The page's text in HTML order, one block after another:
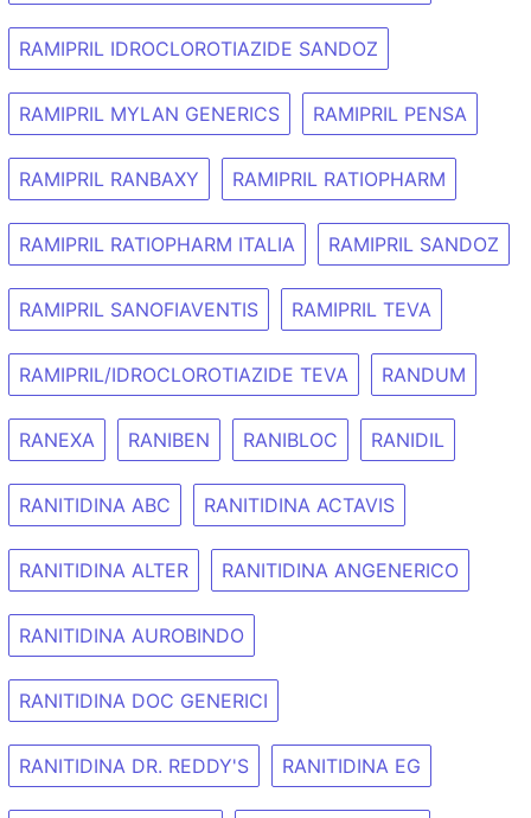
RAMIPRIL IDROCLOROTIAZIDE SANDOZ
RAMIPRIL MYLAN GENERICS RAMIPRIL PENSA
RAMIPRIL RANBAXY RAMIPRIL RATIOPHARM
RAMIPRIL RATIOPHARM ITALIA RAMIPRIL SANDOZ
RAMIPRIL SANOFIAVENTIS RAMIPRIL TEVA
RAMIPRIL/IDROCLOROTIAZIDE TEVA RANDUM
RANEXA RANIBEN RANIBLOC RANIDIL
RANITIDINA ABC RANITIDINA ACTAVIS
RANITIDINA ALTER RANITIDINA ANGENERICO
RANITIDINA AUROBINDO
RANITIDINA DOC GENERICI
RANITIDINA DR. REDDY'S RANITIDINA EG